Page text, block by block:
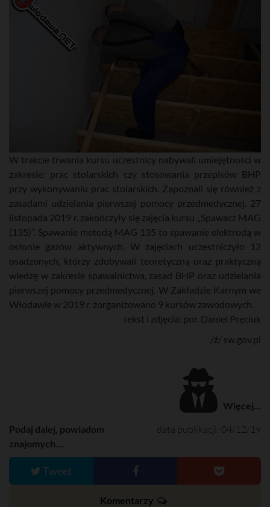
W trakcie trwania kursu uczestnicy nabywali umiejętności w
zakresie: prac stolarskich czy stosowania przepisów BHP
przy wykonywaniu prac stolarskich. Zapoznali się również z
zasadami udzielania pierwszej pomocy przedmedycznej. 27
listopada 2019 r. zakończyły się zajęcia kursu „Spawacz MAG
(135)”. Spawanie metodą MAG 135 to spawanie elektrodą w
osłonie gazów aktywnych. W zajęciach uczestniczyło 12
osadzonych, którzy zdobywali teoretyczną oraz praktyczną
wiedzę w zakresie spawalnictwa, zasad BHP oraz udzielania
pierwszej pomocy przedmedycznej. W Zakładzie Karnym we
Włodawie w 2019 r. zorganizowano 9 kursów zawodowych.
tekst i zdjęcia: por. Daniel Pręciuk
/ź/ sw.gov.pl
Więcej...
data publikacji: 04/12/19
Podaj dalej, powiadom
znajomych....
Tweet
Komentarzy